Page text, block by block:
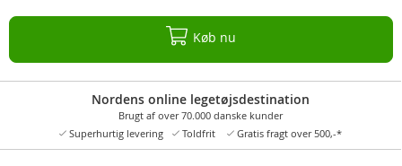
Køb nu
Nordens online legetøjsdestination
Brugt af over 70.000 danske kunder
Superhurtig levering
Toldfrit Gratis fragt over 500,-*